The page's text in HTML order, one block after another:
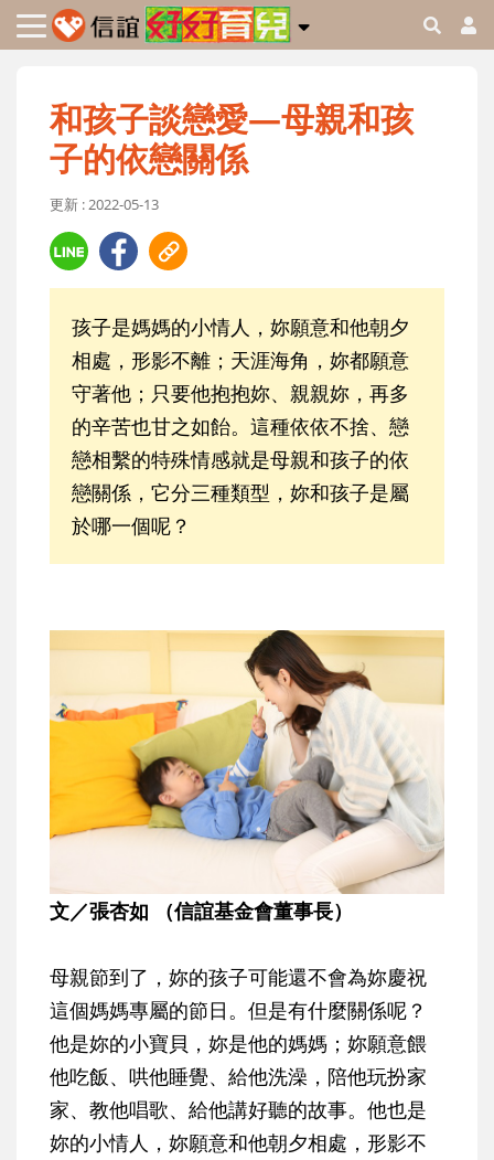
和孩子談戀愛—母親和孩
子的依戀關係
更新 : 2022-05-13
孩子是媽媽的小情人，妳願意和他朝夕
相處，形影不離；天涯海角，妳都願意
守著他；只要他抱抱妳、親親妳，再多
的辛苦也甘之如飴。這種依依不捨、戀
戀相繫的特殊情感就是母親和孩子的依
戀關係，它分三種類型，妳和孩子是屬
於哪一個呢？
文／張杏如 （信誼基金會董事長）
母親節到了，妳的孩子可能還不會為妳慶祝
這個媽媽專屬的節日。但是有什麼關係呢？
他是妳的小寶貝，妳是他的媽媽；妳願意餵
他吃飯、哄他睡覺、給他洗澡，陪他玩扮家
家、教他唱歌、給他講好聽的故事。他也是
妳的小情人，妳願意和他朝夕相處，形影不